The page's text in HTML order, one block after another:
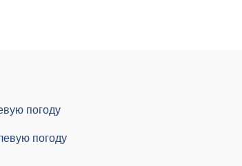
погоду
погоду